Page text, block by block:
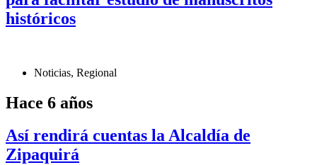
históricos
Noticias, Regional
Hace 6 años
Así rendirá cuentas la Alcaldía de
Zipaquirá